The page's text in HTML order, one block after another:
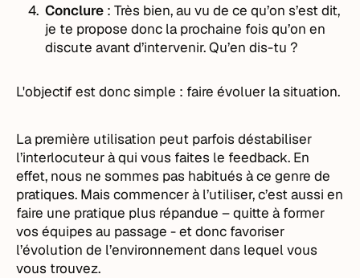
Conclure : Très bien, au vu de ce qu’on s’est dit,
je te propose donc la prochaine fois qu’on en
discute avant d’intervenir. Qu’en dis-tu ?
L'objectif est donc simple : faire évoluer la situation.
La première utilisation peut parfois déstabiliser
l’interlocuteur à qui vous faites le feedback. En
effet, nous ne sommes pas habitués à ce genre de
pratiques. Mais commencer à l’utiliser, c’est aussi en
faire une pratique plus répandue – quitte à former
vos équipes au passage - et donc favoriser
l’évolution de l’environnement dans lequel vous
vous trouvez.